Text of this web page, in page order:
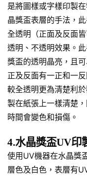
是將圖樣或字樣印製
晶獎盃表層的手法，
全透明（正面及反面
透明、不透明效果。
獎盃的透明晶亮，且
正及反面有一正和一
較全透明更為清楚利
製在紙張上一樣清楚
時間會變色和損傷。
4.水晶獎盃UV印
使用UV機器在水晶獎
層色及白色，表層有